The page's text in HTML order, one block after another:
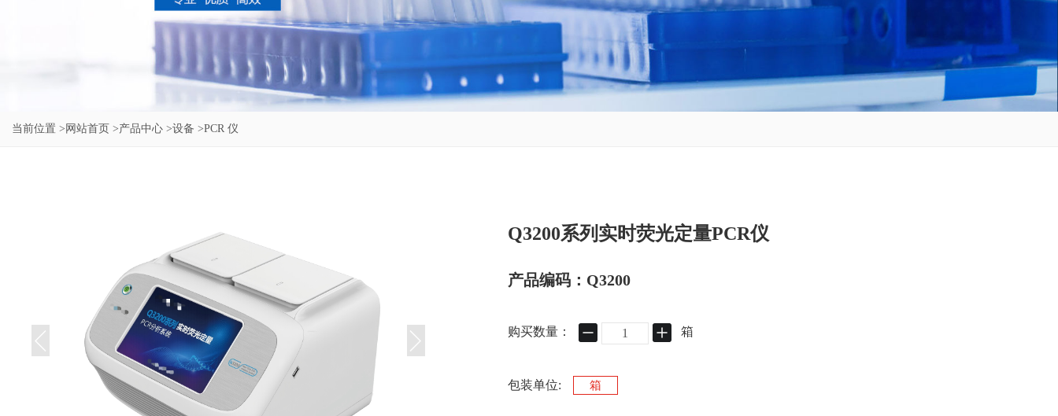
当前位置 >网站首页 >产品中心 >设备 >PCR 仪
Q3200系列实时荧光定量PCR仪
产品编码：Q3200
购买数量： 箱
包装单位: 箱